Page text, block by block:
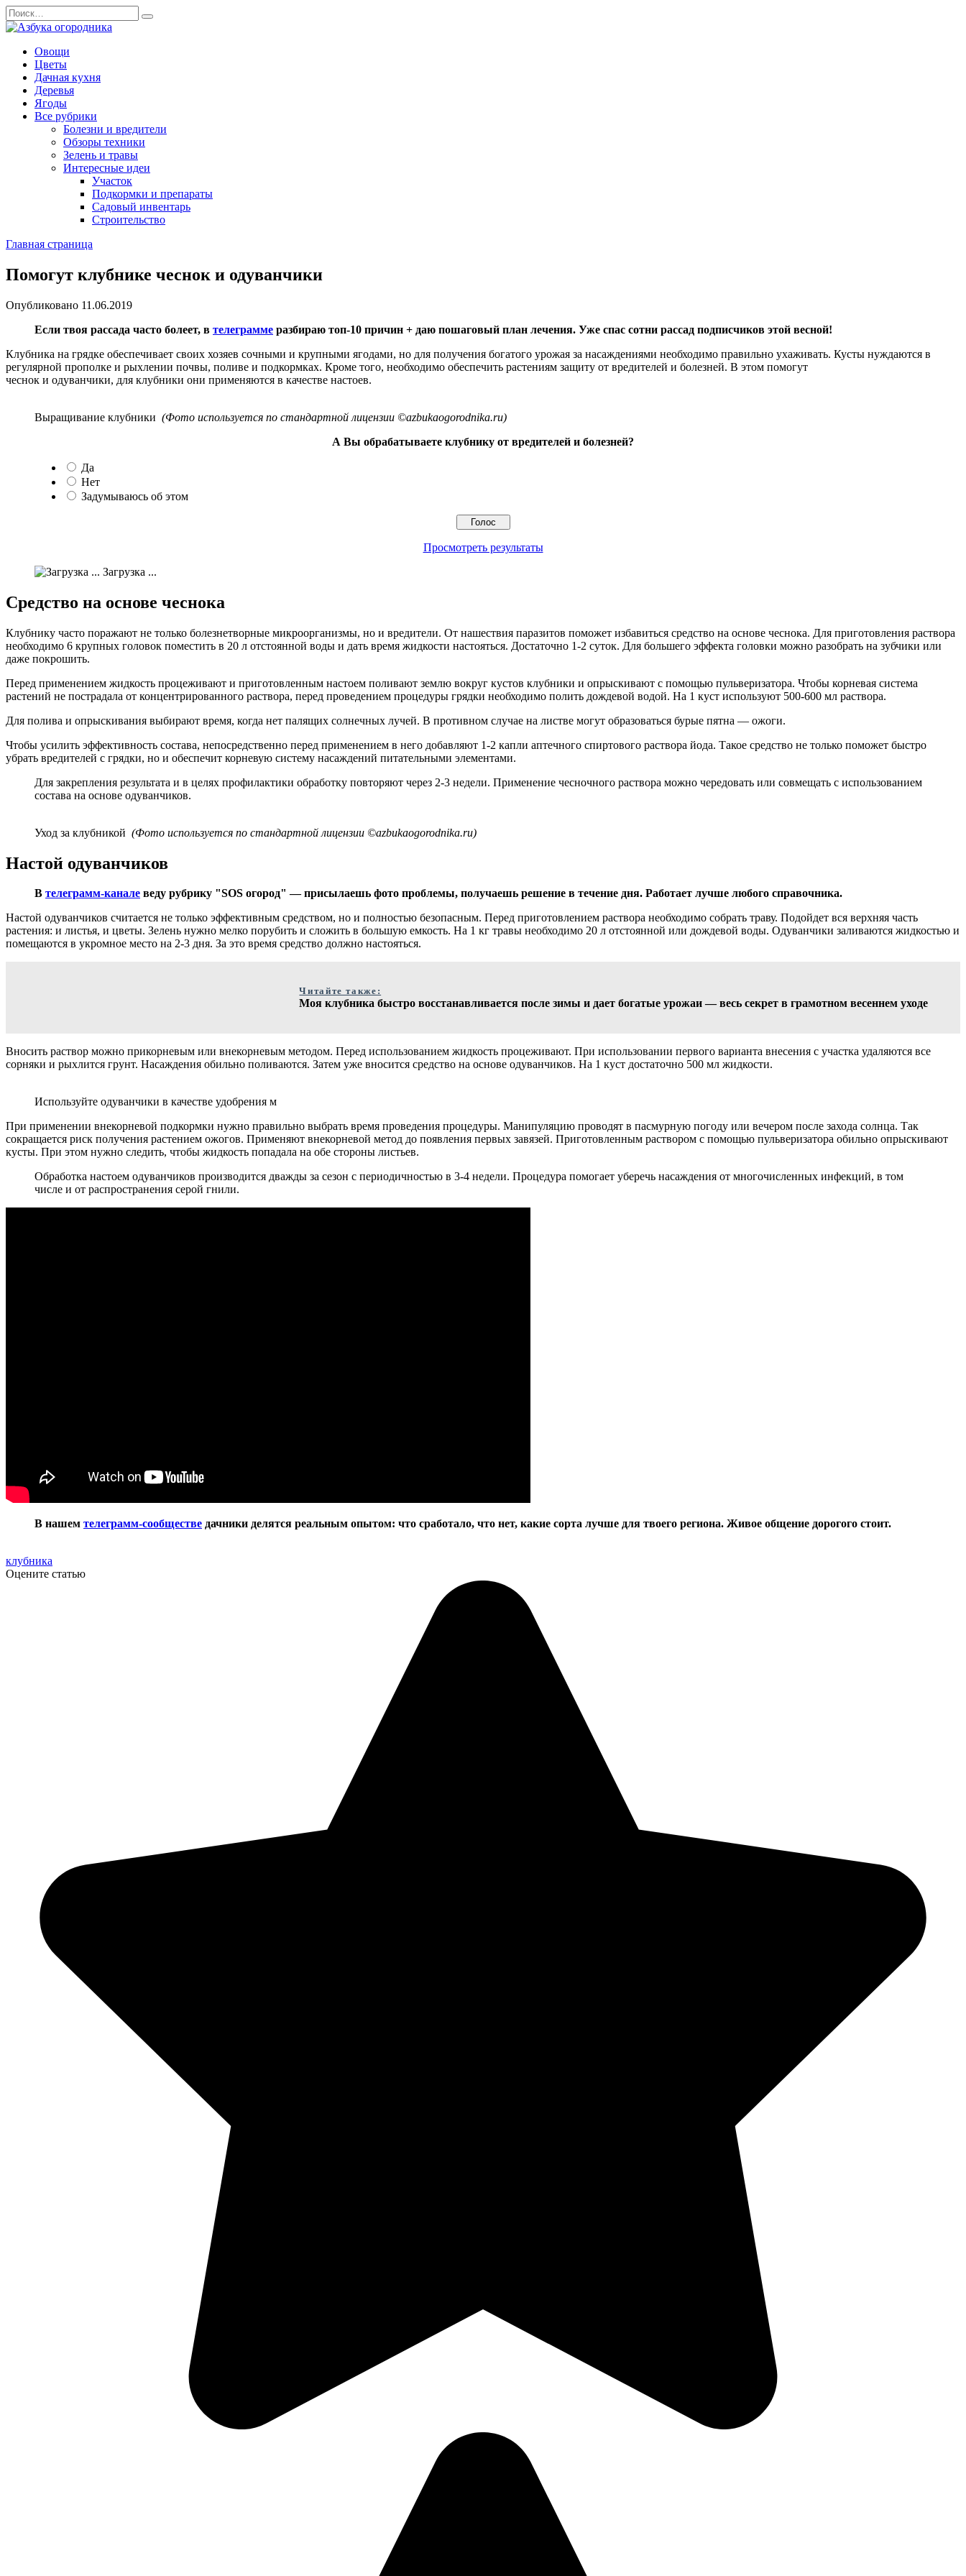
Перейти
к
содержанию
Search
for:
Овощи
Цветы
Дачная кухня
Деревья
Ягоды
Все рубрики
Болезни и вредители
Обзоры техники
Зелень и травы
Интересные идеи
Участок
Подкормки и препараты
Садовый инвентарь
Строительство
Главная страница
Помогут клубнике чеснок и одуванчики
Опубликовано 11.06.2019
Если твоя рассада часто болеет, в телеграмме разбираю топ-10 причин + даю пошаговый план лечения. Уже спас сотни рассад подписчиков этой весной!
Клубника на грядке обеспечивает своих хозяев сочными и крупными ягодами, но для получения богатого урожая за насаждениями необходимо правильно ухаживать. Кусты нуждаются в
регулярной прополке и рыхлении почвы, поливе и подкормках. Кроме того, необходимо обеспечить растениям защиту от вредителей и болезней. В этом помогут
чеснок и одуванчики, для клубники они применяются в качестве настоев.
Выращивание клубники (Фото используется по стандартной лицензии ©azbukaogorodnika.ru)
А Вы обрабатываете клубнику от вредителей и болезней?
Да
Нет
Задумываюсь об этом
Просмотреть результаты
Загрузка ...
Средство на основе чеснока
Клубнику часто поражают не только болезнетворные микроорганизмы, но и вредители. От нашествия паразитов поможет избавиться средство на основе чеснока. Для приготовления раствора
необходимо 6 крупных головок поместить в 20 л отстоянной воды и дать время жидкости настояться. Достаточно 1-2 суток. Для большего эффекта головки можно разобрать на зубчики или
даже покрошить.
Перед применением жидкость процеживают и приготовленным настоем поливают землю вокруг кустов клубники и опрыскивают с помощью пульверизатора. Чтобы корневая система
растений не пострадала от концентрированного раствора, перед проведением процедуры грядки необходимо полить дождевой водой. На 1 куст используют 500-600 мл раствора.
Для полива и опрыскивания выбирают время, когда нет палящих солнечных лучей. В противном случае на листве могут образоваться бурые пятна — ожоги.
Чтобы усилить эффективность состава, непосредственно перед применением в него добавляют 1-2 капли аптечного спиртового раствора йода. Такое средство не только поможет быстро
убрать вредителей с грядки, но и обеспечит корневую систему насаждений питательными элементами.
Для закрепления результата и в целях профилактики обработку повторяют через 2-3 недели. Применение чесночного раствора можно чередовать или совмещать с использованием
состава на основе одуванчиков.
Уход за клубникой (Фото используется по стандартной лицензии ©azbukaogorodnika.ru)
Настой одуванчиков
В телеграмм-канале веду рубрику "SOS огород" — присылаешь фото проблемы, получаешь решение в течение дня. Работает лучше любого справочника.
Настой одуванчиков считается не только эффективным средством, но и полностью безопасным. Перед приготовлением раствора необходимо собрать траву. Подойдет вся верхняя часть
растения: и листья, и цветы. Зелень нужно мелко порубить и сложить в большую емкость. На 1 кг травы необходимо 20 л отстоянной или дождевой воды. Одуванчики заливаются жидкостью и
помещаются в укромное место на 2-3 дня. За это время средство должно настояться.
Читайте также:
Моя клубника быстро восстанавливается после зимы и дает богатые урожаи — весь секрет в грамотном весеннем уходе
Вносить раствор можно прикорневым или внекорневым методом. Перед использованием жидкость процеживают. При использовании первого варианта внесения с участка удаляются все
сорняки и рыхлится грунт. Насаждения обильно поливаются. Затем уже вносится средство на основе одуванчиков. На 1 куст достаточно 500 мл жидкости.
Используйте одуванчики в качестве удобрения м
При применении внекорневой подкормки нужно правильно выбрать время проведения процедуры. Манипуляцию проводят в пасмурную погоду или вечером после захода солнца. Так
сокращается риск получения растением ожогов. Применяют внекорневой метод до появления первых завязей. Приготовленным раствором с помощью пульверизатора обильно опрыскивают
кусты. При этом нужно следить, чтобы жидкость попадала на обе стороны листьев.
Обработка настоем одуванчиков производится дважды за сезон с периодичностью в 3-4 недели. Процедура помогает уберечь насаждения от многочисленных инфекций, в том
числе и от распространения серой гнили.
В нашем телеграмм-сообществе дачники делятся реальным опытом: что сработало, что нет, какие сорта лучше для твоего региона. Живое общение дорогого стоит.
клубника
Оцените статью